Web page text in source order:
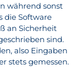
während sonst
die Software
an Sicherheit
sind.
also Eingaben
stets gemessen.